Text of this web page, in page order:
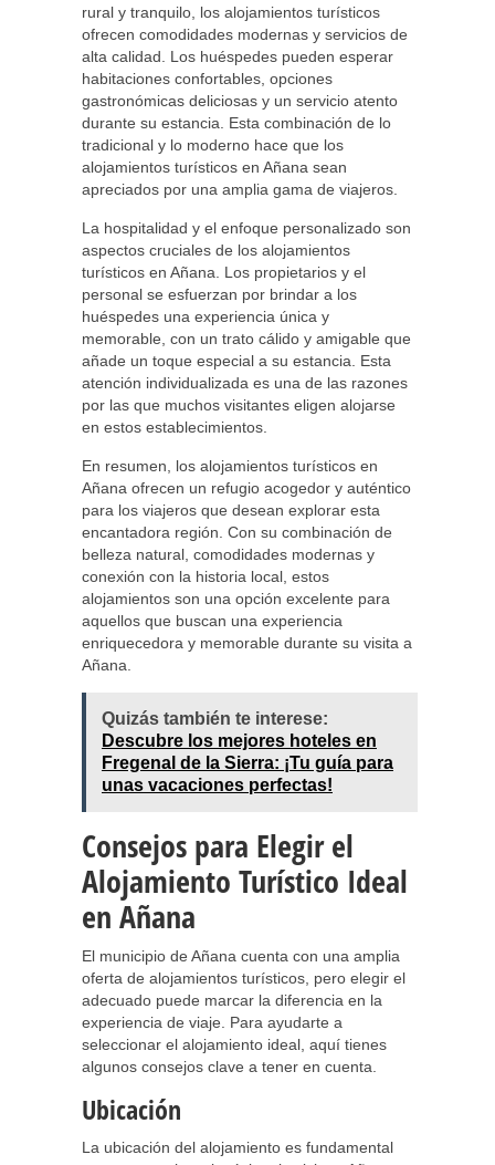
rural y tranquilo, los alojamientos turísticos
ofrecen comodidades modernas y servicios de
alta calidad. Los huéspedes pueden esperar
habitaciones confortables, opciones
gastronómicas deliciosas y un servicio atento
durante su estancia. Esta combinación de lo
tradicional y lo moderno hace que los
alojamientos turísticos en Añana sean
apreciados por una amplia gama de viajeros.
La hospitalidad y el enfoque personalizado son
aspectos cruciales de los alojamientos
turísticos en Añana. Los propietarios y el
personal se esfuerzan por brindar a los
huéspedes una experiencia única y
memorable, con un trato cálido y amigable que
añade un toque especial a su estancia. Esta
atención individualizada es una de las razones
por las que muchos visitantes eligen alojarse
en estos establecimientos.
En resumen, los alojamientos turísticos en
Añana ofrecen un refugio acogedor y auténtico
para los viajeros que desean explorar esta
encantadora región. Con su combinación de
belleza natural, comodidades modernas y
conexión con la historia local, estos
alojamientos son una opción excelente para
aquellos que buscan una experiencia
enriquecedora y memorable durante su visita a
Añana.
Quizás también te interese:
Descubre los mejores hoteles en
Fregenal de la Sierra: ¡Tu guía para
unas vacaciones perfectas!
Consejos para Elegir el
Alojamiento Turístico Ideal
en Añana
El municipio de Añana cuenta con una amplia
oferta de alojamientos turísticos, pero elegir el
adecuado puede marcar la diferencia en la
experiencia de viaje. Para ayudarte a
seleccionar el alojamiento ideal, aquí tienes
algunos consejos clave a tener en cuenta.
Ubicación
La ubicación del alojamiento es fundamental